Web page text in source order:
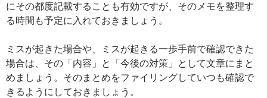
にその都度記載することも有効ですが、そのメモを整理す
る時間も予定に入れておきましょう。
ミスが起きた場合や、ミスが起きる一歩手前で確認できた
場合は、その「内容」と「今後の対策」として文章にまと
めましょう。そのまとめをファイリングしていつも確認で
きるようにしておきましょう。